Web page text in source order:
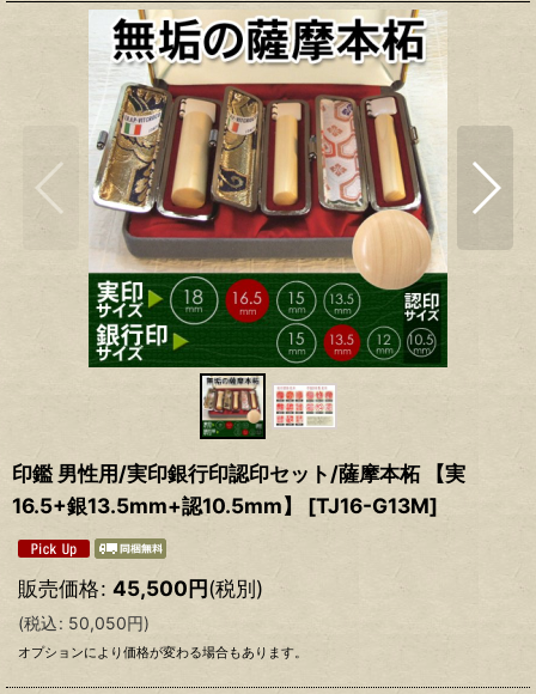
印鑑 男性用/実印銀行印認印セット/薩摩本柘 【実
16.5+銀13.5mm+認10.5mm】
[TJ16-G13M]
販売価格: 45,500円(税別)
(税込: 50,050円)
オプションにより価格が変わる場合もあります。